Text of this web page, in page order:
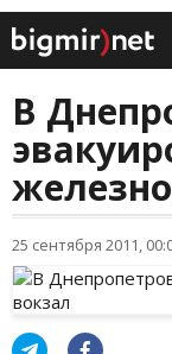
В
25 сентября 2011,